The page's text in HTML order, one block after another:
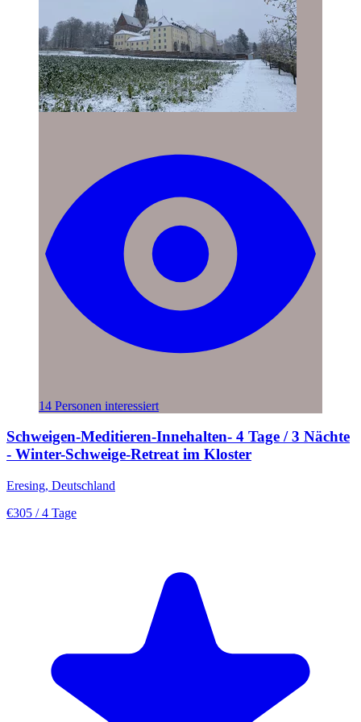
14 Personen interessiert
Schweigen-Meditieren-Innehalten- 4 Tage / 3 Nächte
- Winter-Schweige-Retreat im Kloster
Eresing, Deutschland
€305 / 4 Tage